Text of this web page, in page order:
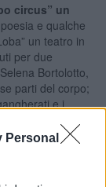
Personal
circus” un
e qualche
un teatro in
per due
Bortolotto,
parti del corpo;
e i
“La